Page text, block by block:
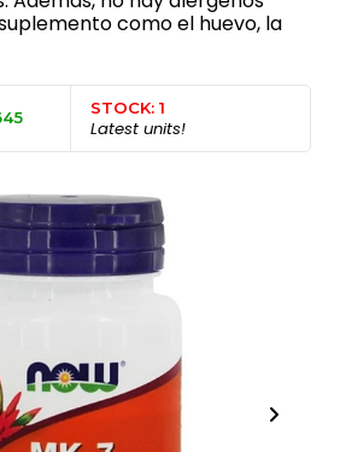
como el huevo, la
STOCK: 1
Latest units!